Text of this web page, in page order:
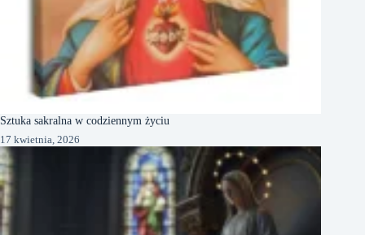
Sztuka sakralna w codziennym życiu
17 kwietnia, 2026